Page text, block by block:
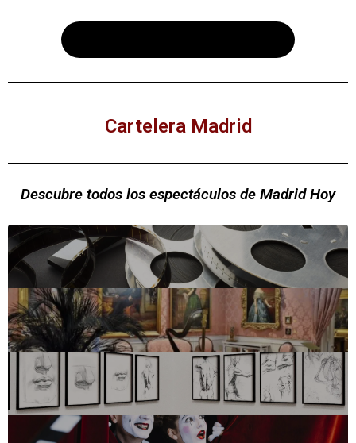
Cartelera Madrid
Descubre todos los espectáculos de Madrid Hoy